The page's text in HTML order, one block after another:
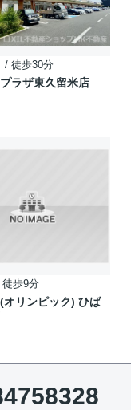
/ 徒歩30分
ラザ東久留米店
歩9分
リンピック) ひば